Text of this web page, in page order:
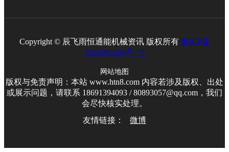
Copyright © 辰飞雨恒通能机械资讯 版权所有 鲁ICP备
2026005306号-75
网站地图
版权与免责声明：本站 www.htn8.com 内容若涉及版权、出处
或展示问题，请联系 18691394093 / 80893057@qq.com，我们
会尽快核实处理。
友情链接：
微博